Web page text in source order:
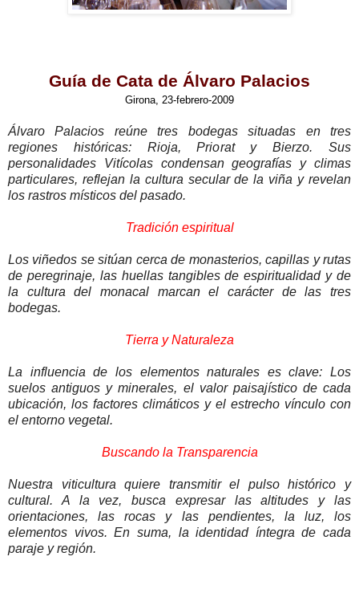
Guía de Cata de Álvaro Palacios
Girona, 23-febrero-2009
Álvaro Palacios reúne tres bodegas situadas en tres
regiones históricas: Rioja, Priorat y Bierzo. Sus
personalidades Vitícolas condensan geografías y climas
particulares, reflejan la cultura secular de la viña y revelan
los rastros místicos del pasado.
Tradición espiritual
Los viñedos se sitúan cerca de monasterios, capillas y rutas
de peregrinaje, las huellas tangibles de espiritualidad y de
la cultura del monacal marcan el carácter de las tres
bodegas.
Tierra y Naturaleza
La influencia de los elementos naturales es clave: Los
suelos antiguos y minerales, el valor paisajístico de cada
ubicación, los factores climáticos y el estrecho vínculo con
el entorno vegetal.
Buscando la Transparencia
Nuestra viticultura quiere transmitir el pulso histórico y
cultural. A la vez, busca expresar las altitudes y las
orientaciones, las rocas y las pendientes, la luz, los
elementos vivos. En suma, la identidad íntegra de cada
paraje y región.